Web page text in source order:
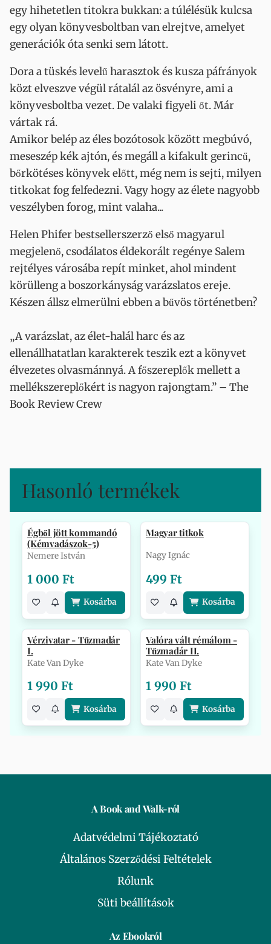
egy hihetetlen titokra bukkan: a túlélésük kulcsa
egy olyan könyvesboltban van elrejtve, amelyet
generációk óta senki sem látott.
Dora a tüskés levelű harasztok és kusza páfrányok
közt elveszve végül rátalál az ösvényre, ami a
könyvesboltba vezet. De valaki figyeli őt. Már
vártak rá.
Amikor belép az éles bozótosok között megbúvó,
meseszép kék ajtón, és megáll a kifakult gerincű,
bőrkötéses könyvek előtt, még nem is sejti, milyen
titkokat fog felfedezni. Vagy hogy az élete nagyobb
veszélyben forog, mint valaha...
Helen Phifer bestsellerszerző első magyarul
megjelenő, csodálatos éldekorált regénye Salem
rejtélyes városába repít minket, ahol mindent
körülleng a boszorkányság varázslatos ereje.
Készen állsz elmerülni ebben a bűvös történetben?
„A varázslat, az élet-halál harc és az
ellenállhatatlan karakterek teszik ezt a könyvet
élvezetes olvasmánnyá. A főszereplők mellett a
mellékszereplőkért is nagyon rajongtam.” – The
Book Review Crew
Hasonló termékek
Égből jött kommandó
(Kémvadászok-5)
Nemere István
1 000 Ft
Kosárba
Magyar titkok
Nagy Ignác
499 Ft
Kosárba
Vérzivatar - Tűzmadár
I.
Kate Van Dyke
1 990 Ft
Kosárba
Valóra vált rémálom -
Tűzmadár II.
Kate Van Dyke
1 990 Ft
Kosárba
A Book and Walk-ról
Adatvédelmi Tájékoztató
Általános Szerződési Feltételek
Rólunk
Süti beállítások
Az Ebookról